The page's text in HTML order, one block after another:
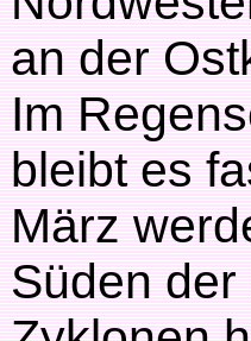
an der
Im
bleibt es
März
Süden